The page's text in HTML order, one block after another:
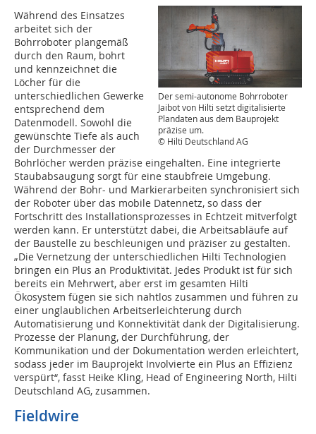
Der semi-autonome Bohrroboter
Jaibot von Hilti setzt digitalisierte
Plandaten aus dem Bauprojekt
präzise um.
© Hilti Deutschland AG
Während des Einsatzes
arbeitet sich der
Bohrroboter plangemäß
durch den Raum, bohrt
und kennzeichnet die
Löcher für die
unterschiedlichen Gewerke
entsprechend dem
Datenmodell. Sowohl die
gewünschte Tiefe als auch
der Durchmesser der
Bohrlöcher werden präzise eingehalten. Eine integrierte
Staubabsaugung sorgt für eine staubfreie Umgebung.
Während der Bohr- und Markierarbeiten synchronisiert sich
der Roboter über das mobile Datennetz, so dass der
Fortschritt des Installationsprozesses in Echtzeit mitverfolgt
werden kann. Er unterstützt dabei, die Arbeitsabläufe auf
der Baustelle zu beschleunigen und präziser zu gestalten.
„Die Vernetzung der unterschiedlichen Hilti Technologien
bringen ein Plus an Produktivität. Jedes Produkt ist für sich
bereits ein Mehrwert, aber erst im gesamten Hilti
Ökosystem fügen sie sich nahtlos zusammen und führen zu
einer unglaublichen Arbeitserleichterung durch
Automatisierung und Konnektivität dank der Digitalisierung.
Prozesse der Planung, der Durchführung, der
Kommunikation und der Dokumentation werden erleichtert,
sodass jeder im Bauprojekt Involvierte ein Plus an Effizienz
verspürt“, fasst Heike Kling, Head of Engineering North, Hilti
Deutschland AG, zusammen.
Fieldwire